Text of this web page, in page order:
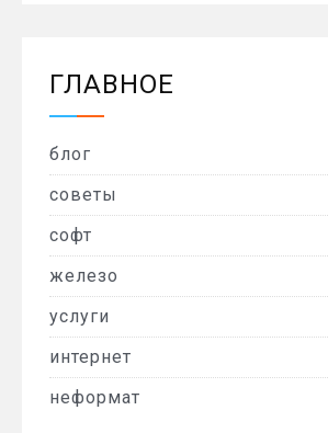
ГЛАВНОЕ
блог
советы
софт
железо
услуги
интернет
неформат